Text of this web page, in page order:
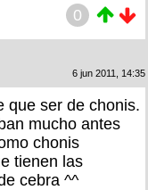
0
6 jun 2011, 14:35
que ser de chonis.
mucho antes
chonis
tienen las
cebra ^^